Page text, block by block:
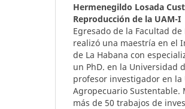
Hermenegildo Losada
Reproducción de la UAM-I
Egresado de la Facultad
realizó una maestría en el
de La Habana con
un PhD. en la Universidad
profesor investigador en la
Agropecuario Sustentable.
más de 50 trabajos de